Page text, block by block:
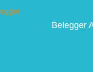
Belegger